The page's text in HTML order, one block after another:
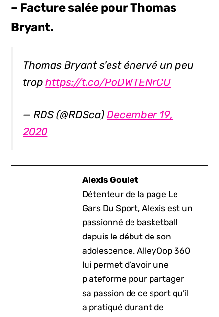
– Facture salée pour Thomas
Bryant.
Thomas Bryant s'est énervé un peu
trophttps://t.co/PoDWTENrCU
— RDS (@RDSca)December 19,
2020
Alexis Goulet
Détenteur de la page Le
Gars Du Sport, Alexis est un
passionné de basketball
depuis le début de son
adolescence. AlleyOop 360
lui permet d’avoir une
plateforme pour partager
sa passion de ce sport qu’il
a pratiqué durant de